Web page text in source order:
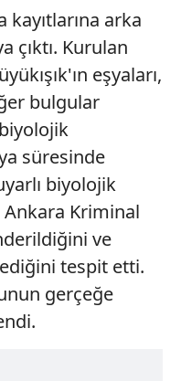
arka
çıktı. Kurulan
eşyaları,
bulgular
süresinde
biyolojik
Kriminal
ve
tespit etti.
gerçeğe